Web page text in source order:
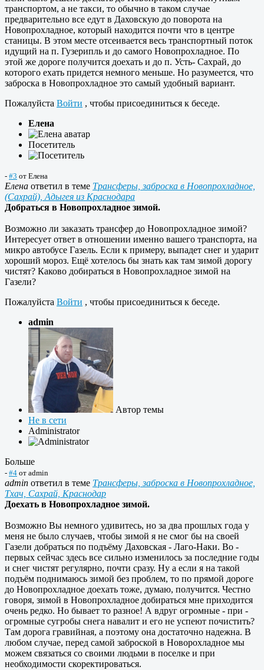
транспортом, а не такси, то обычно в таком случае
предварительно все едут в Даховскую до поворота на
Новопрохладное, который находится почти что в центре
станицы. В этом месте отсеивается весь транспортный поток
идущий на п. Гузерипль и до самого Новопрохладное. По
этой же дороге получится доехать и до п. Усть- Сахрай, до
которого ехать придется немного меньше. Но разумеется, что
заброска в Новопрохладное это самый удобный вариант.
Пожалуйста Войти , чтобы присоединиться к беседе.
Елена
Посетитель
- #3 от Елена
Елена ответил в теме Трансферы, заброска в Новопрохладное,
(Сахрай), Адыгея из Краснодара
Добраться в Новопрохладное зимой.
Возможно ли заказать трансфер до Новопрохладное зимой?
Интересует ответ в отношении именно вашего транспорта, на
микро автобусе Газель. Если к примеру, выпадет снег и ударит
хороший мороз. Ещё хотелось бы знать как там зимой дорогу
чистят? Каково добираться в Новопрохладное зимой на
Газели?
Пожалуйста Войти , чтобы присоединиться к беседе.
admin
Автор темы
Не в сети
Administrator
Больше
- #4 от admin
admin ответил в теме Трансферы, заброска в Новопрохладное,
Тхач, Сахрай, Краснодар
Доехать в Новопрохладное зимой.
Возможно Вы немного удивитесь, но за два прошлых года у
меня не было случаев, чтобы зимой я не смог бы на своей
Газели добраться по подъёму Даховская - Лаго-Наки. Во -
первых сейчас здесь все сильно изменилось за последние годы
и снег чистят регулярно, почти сразу. Ну а если я на такой
подъём поднимаюсь зимой без проблем, то по прямой дороге
до Новопрохладное доехать тоже, думаю, получится. Честно
говоря, зимой в Новопрохладное добираться мне приходится
очень редко. Но бывает то разное! А вдруг огромные - при -
огромные сугробы снега навалит и его не успеют почистить?
Там дорога гравийная, а поэтому она достаточно надежна. В
любом случае, перед самой заброской в Новорохладное мы
можем связаться со своими людьми в поселке и при
необходимости скоректироваться.